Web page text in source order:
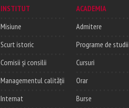
INSTITUT
Misiune
Scurt istoric
Comisii și consilii
Managementul calității
Internat
ACADEMIA
Admitere
Programe de studii
Cursuri
Orar
Burse